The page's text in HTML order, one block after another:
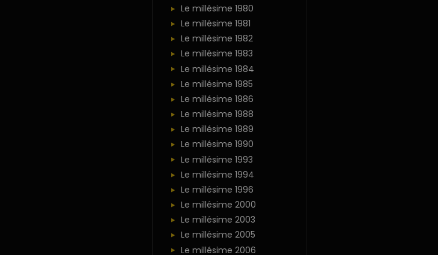
Le millésime 1980
Le millésime 1981
Le millésime 1982
Le millésime 1983
Le millésime 1984
Le millésime 1985
Le millésime 1986
Le millésime 1988
Le millésime 1989
Le millésime 1990
Le millésime 1993
Le millésime 1994
Le millésime 1996
Le millésime 2000
Le millésime 2003
Le millésime 2005
Le millésime 2006